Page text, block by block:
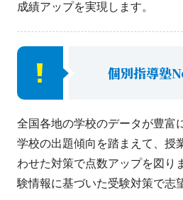
成績アップを実現します。
個別指導塾
全国各地の学校のデータが豊富
学校の出題傾向を踏まえて、授
わせた対策で点数アップを図り
験情報に基づいた受験対策で志